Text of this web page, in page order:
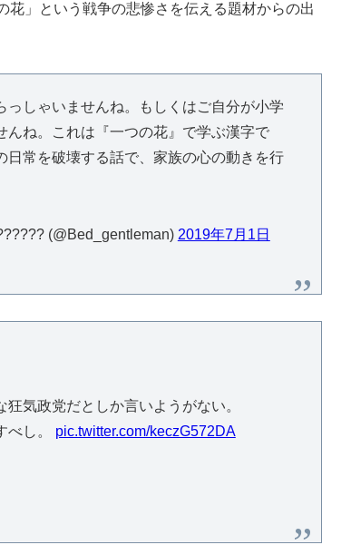
」という戦争の悲惨さを伝える題材からの出
しゃいませんね。もしくはご自分が小学
ね。これは『一つの花』で学ぶ漢字で
常を破壊する話で、家族の心の動きを行
(@Bed_gentleman) 2019年7月1日
気政党だとしか言いようがない。
べし。 pic.twitter.com/keczG572DA